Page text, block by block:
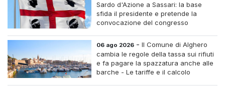
Sardo d'Azione a Sassari: la base
sfida il presidente e pretende la
convocazione del congresso
06 ago 2026 -Il Comune di Alghero
cambia le regole della tassa sui rifiuti
e fa pagare la spazzatura anche alle
barche - Le tariffe e il calcolo